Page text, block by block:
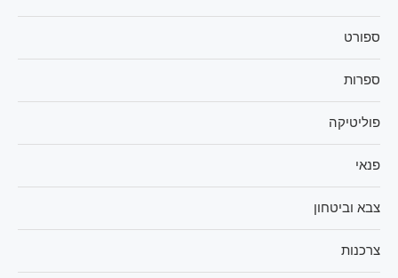
ספורט
ספרות
פוליטיקה
פנאי
צבא וביטחון
צרכנות